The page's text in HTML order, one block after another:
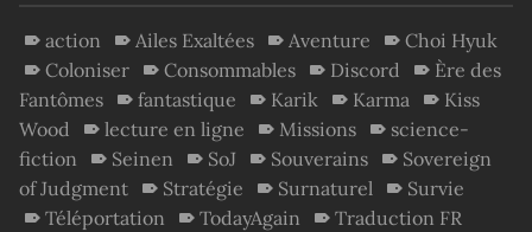
action Ailes Exaltées Aventure
Choi Hyuk
Coloniser
Consommables Discord
Ère des
Fantômes
fantastique Karik Karma
Kiss
Wood
lecture en ligne Missions
science-
fiction
Seinen SoJ Souverains
Sovereign
of Judgment
Stratégie Surnaturel
Survie
Téléportation
TodayAgain
Traduction FR